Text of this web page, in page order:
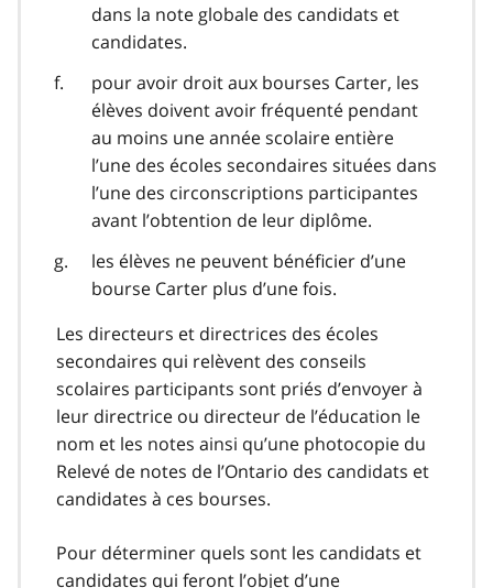
dans la note globale des candidats et
candidates.
pour avoir droit aux bourses Carter, les
élèves doivent avoir fréquenté pendant
au moins une année scolaire entière
l’une des écoles secondaires situées dans
l’une des circonscriptions participantes
avant l’obtention de leur diplôme.
les élèves ne peuvent bénéficier d’une
bourse Carter plus d’une fois.
Les directeurs et directrices des écoles
secondaires qui relèvent des conseils
scolaires participants sont priés d’envoyer à
leur directrice ou directeur de l’éducation le
nom et les notes ainsi qu’une photocopie du
Relevé de notes de l’Ontario des candidats et
candidates à ces bourses.
Pour déterminer quels sont les candidats et
candidates qui feront l’objet d’une